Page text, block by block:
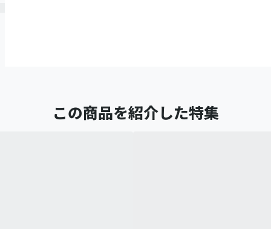
この商品を紹介した特集